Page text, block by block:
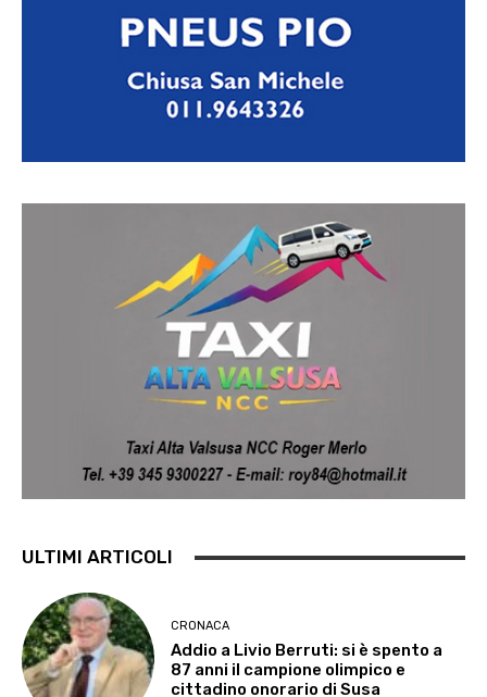
ULTIMI ARTICOLI
CRONACA
Addio a Livio Berruti: si è spento a
87 anni il campione olimpico e
cittadino onorario di Susa